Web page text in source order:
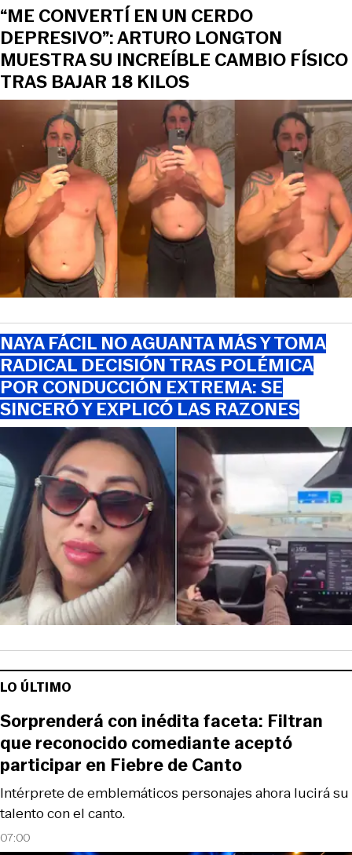
“ME CONVERTÍ EN UN CERDO
DEPRESIVO”: ARTURO LONGTON
MUESTRA SU INCREÍBLE CAMBIO FÍSICO
TRAS BAJAR 18 KILOS
NAYA FÁCIL NO AGUANTA MÁS Y TOMA
RADICAL DECISIÓN TRAS POLÉMICA
POR CONDUCCIÓN EXTREMA: SE
SINCERÓ Y EXPLICÓ LAS RAZONES
LO ÚLTIMO
07:00
Intérprete de emblemáticos personajes ahora lucirá su
talento con el canto.
Sorprenderá con inédita faceta: Filtran
que reconocido comediante aceptó
participar en Fiebre de Canto